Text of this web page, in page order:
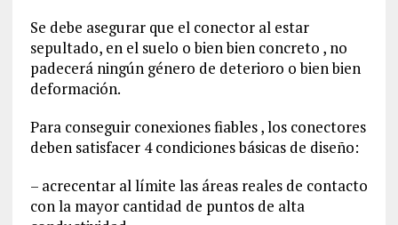
Se debe asegurar que el conector al estar
sepultado, en el suelo o bien bien concreto , no
padecerá ningún género de deterioro o bien bien
deformación.
Para conseguir conexiones fiables , los conectores
deben satisfacer 4 condiciones básicas de diseño:
– acrecentar al límite las áreas reales de contacto
con la mayor cantidad de puntos de alta